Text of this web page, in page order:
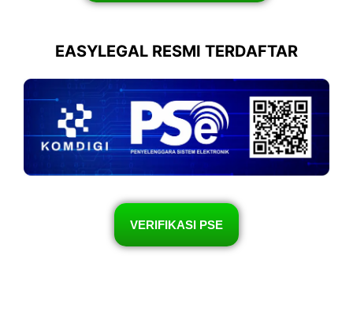
EASYLEGAL RESMI TERDAFTAR
VERIFIKASI PSE